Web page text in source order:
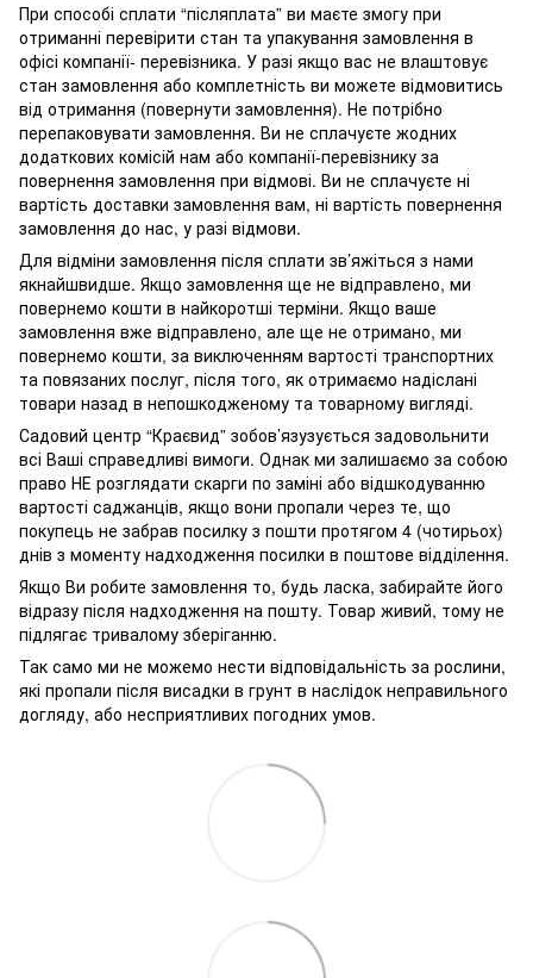
При способі сплати “післяплата” ви маєте змогу при
отриманні перевірити стан та упакування замовлення в
офісі компанії- перевізника. У разі якщо вас не влаштовує
стан замовлення або комплетність ви можете відмовитись
від отримання (повернути замовлення). Не потрібно
перепаковувати замовлення. Ви не сплачуєте жодних
додаткових комісій нам або компанії-перевізнику за
повернення замовлення при відмові. Ви не сплачуєте ні
вартість доставки замовлення вам, ні вартість повернення
замовлення до нас, у разі відмови.
Для відміни замовлення після сплати зв’яжіться з нами
якнайшвидше. Якщо замовлення ще не відправлено, ми
повернемо кошти в найкоротші терміни. Якщо ваше
замовлення вже відправлено, але ще не отримано, ми
повернемо кошти, за виключенням вартості транспортних
та повязаних послуг, після того, як отримаємо надіслані
товари назад в непошкодженому та товарному вигляді.
Садовий центр “Краєвид” зобов’язузується задовольнити
всі Ваші справедливі вимоги. Однак ми залишаємо за собою
право НЕ розглядати скарги по заміні або відшкодуванню
вартості саджанців, якщо вони пропали через те, що
покупець не забрав посилку з пошти протягом 4 (чотирьох)
днів з моменту надходження посилки в поштове відділення.
Якщо Ви робите замовлення то, будь ласка, забирайте його
відразу після надходження на пошту. Товар живий, тому не
підлягає тривалому зберіганню.
Так само ми не можемо нести відповідальність за рослини,
які пропали після висадки в грунт в наслідок неправильного
догляду, або несприятливих погодних умов.